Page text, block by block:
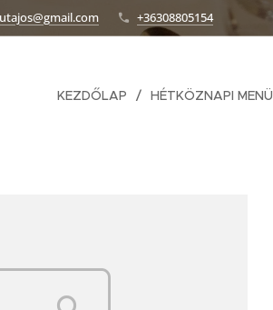
+36308805154
KEZDŐLAP HÉTKÖZNAPI MENÜ